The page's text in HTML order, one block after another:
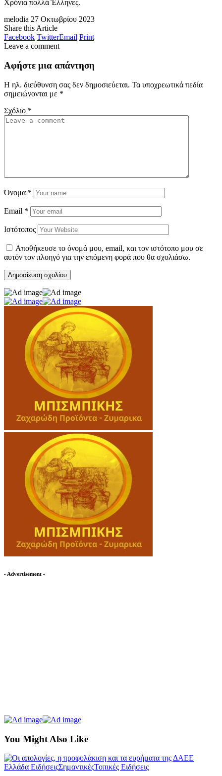
Χρόνια πολλά Έλληνες.
melodia 27 Οκτωβρίου 2023
Share this Article
Facebook TwitterEmail Print
Leave a comment
Αφήστε μια απάντηση
Η ηλ. διεύθυνση σας δεν δημοσιεύεται. Τα υποχρεωτικά πεδία
σημειώνονται με *
Σχόλιο *
Όνομα *
Email *
Ιστότοπος
Αποθήκευσε το όνομά μου, email, και τον ιστότοπο μου σε
αυτόν τον πλοηγό για την επόμενη φορά που θα σχολιάσω.
- Advertisement -
You Might Also Like
Ελλάδα ΕιδήσειςΣημαντικέςΤοπικές Ειδήσεις